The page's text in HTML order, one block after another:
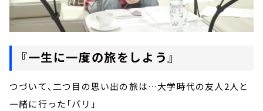
『一生に一度の旅をしよう』
つづいて、二つ目の思い出の旅は…大学時代の友人2人と
一緒に行った「パリ」